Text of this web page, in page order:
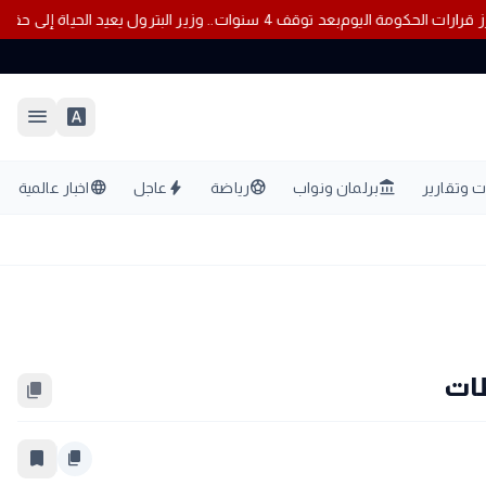
أبرز قرارات الحكومة اليومبعد توقف 4 سنوات.. وزير البترول يعيد الحياة إلى حقل البركة في أسوان
font_download
menu
وتقارير account_balanceبرلمان ونواب sports_soccerرياضة bolt عاجل languageاخبار عالمية
content_copy
content_copy
bookmark_border